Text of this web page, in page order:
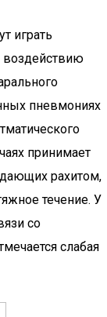
играть
воздействию
пневмониях
принимает
рахитом,
течение. У
со
слабая